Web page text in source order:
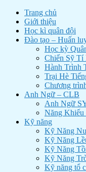
Trang chủ
Giới thiệu
Học kì quân đội
Đào tạo – Huấn
Học kỳ
Chiến Sỹ Tí
Hành Trình
Trại Hè
Chương
Anh Ngữ – CLB
Anh Ngữ
Năng
Kỹ năng
Kỹ Năng
Kỹ Năng
Kỹ Năng
Kỹ Năng
Kỹ năng tổ